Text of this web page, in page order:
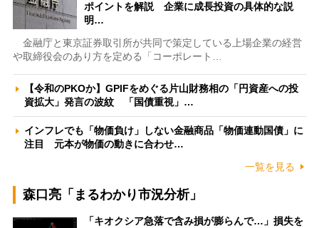
ポイントを解説 企業に成長投資の具体的な説
明…
金融庁と東京証券取引所が共同で策定している上場企業の経営
や取締役会のあり方を定める「コーポレート…
【令和のPKOか】GPIFをめぐる片山財務相の「円資産への投
資拡大」発言の波紋 「国債重視」…
インフレでも「物価負け」しない金融商品「物価連動国債」に
注目 元本が物価の動きに合わせ…
一覧を見る
森口亮「まるわかり市況分析」
「キオクシア急落で含み損が膨らんで…」損失を